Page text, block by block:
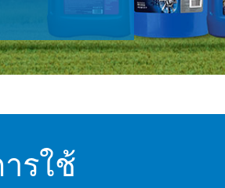
รใช้